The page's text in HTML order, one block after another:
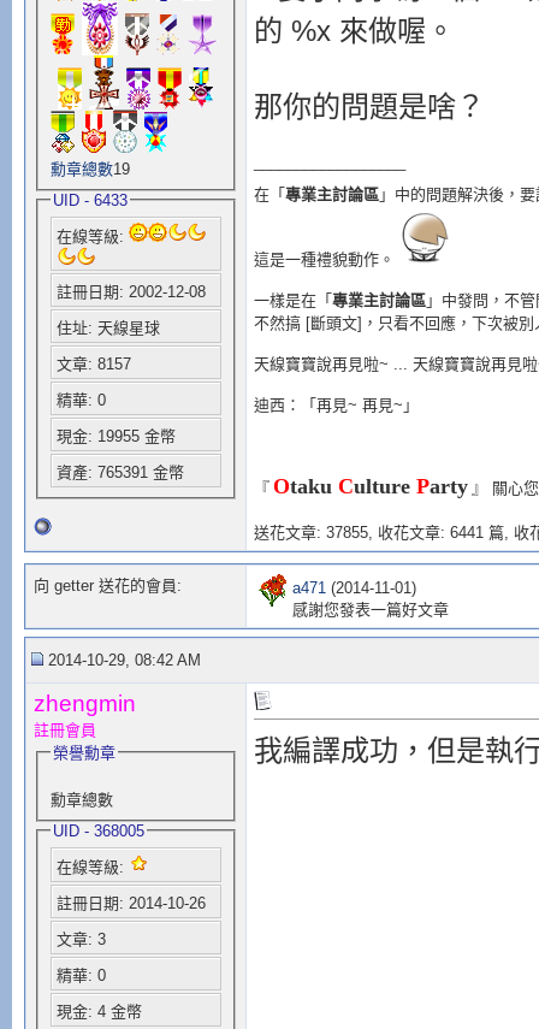
勳章總數19
UID - 6433
在線等級:
註冊日期: 2002-12-08
住址: 天線星球
文章: 8157
精華: 0
現金: 19955 金幣
資產: 765391 金幣
的 %x 來做喔。
那你的問題是啥？
在「 專業主討論區」中的問題解決後，
這是一種禮貌動作。
一樣是在「 專業主討論區」中發問，不
不然搞 [斷頭文]，只看不回應，下次被
天線寶寶說再見啦~ ... 天線寶寶說再見
迪西：「再見~ 再見~」
『 Otaku Culture Party』 關心
送花文章: 37855, 收花文章: 6441 篇, 收
向 getter 送花的會員: a471(2014-11-01)
感謝您發表一篇好文章
2014-10-29, 08:42 AM
zhengmin
註冊會員
榮譽勳章
勳章總數
UID - 368005
在線等級:
註冊日期: 2014-10-26
文章: 3
精華: 0
現金: 4 金幣
我編譯成功，但是執